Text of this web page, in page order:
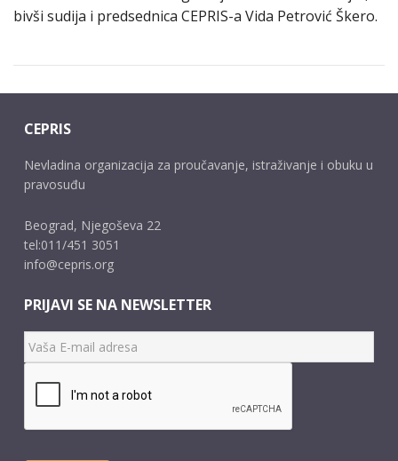
bivši sudija i predsednica CEPRIS-a Vida Petrović Škero.
CEPRIS
Nevladina organizacija za proučavanje, istraživanje i obuku u
pravosuđu
Beograd, Njegoševa 22
tel:011/451 3051
info@cepris.org
PRIJAVI SE NA NEWSLETTER